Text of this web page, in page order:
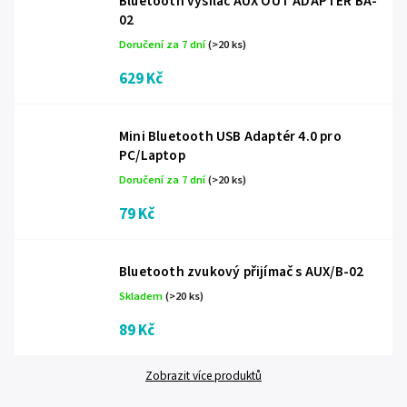
02
Doručení za 7 dní(>20 ks)
629 Kč
Mini Bluetooth USB Adaptér 4.0 pro
PC/Laptop
Doručení za 7 dní(>20 ks)
79 Kč
Bluetooth zvukový přijímač s AUX/B-02
Skladem(>20 ks)
89 Kč
Zobrazit více produktů